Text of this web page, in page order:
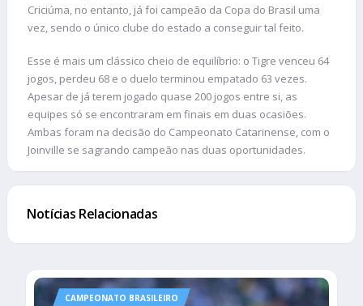
Criciúma, no entanto, já foi campeão da Copa do Brasil uma
vez, sendo o único clube do estado a conseguir tal feito.
Esse é mais um clássico cheio de equilíbrio: o Tigre venceu 64
jogos, perdeu 68 e o duelo terminou empatado 63 vezes.
Apesar de já terem jogado quase 200 jogos entre si, as
equipes só se encontraram em finais em duas ocasiões.
Ambas foram na decisão do Campeonato Catarinense, com o
Joinville se sagrando campeão nas duas oportunidades.
Notícias Relacionadas
CAMPEONATO BRASILEIRO